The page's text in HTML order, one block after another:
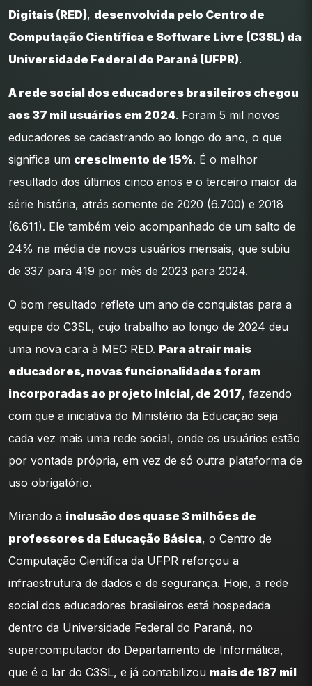
Digitais (RED), desenvolvida pelo Centro de
Computação Científica e Software Livre (C3SL) da
Universidade Federal do Paraná (UFPR).
A rede social dos educadores brasileiros chegou
aos 37 mil usuários em 2024. Foram 5 mil novos
educadores se cadastrando ao longo do ano, o que
significa um crescimento de 15%. É o melhor
resultado dos últimos cinco anos e o terceiro maior da
série história, atrás somente de 2020 (6.700) e 2018
(6.611). Ele também veio acompanhado de um salto de
24% na média de novos usuários mensais, que subiu
de 337 para 419 por mês de 2023 para 2024.
O bom resultado reflete um ano de conquistas para a
equipe do C3SL, cujo trabalho ao longo de 2024 deu
uma nova cara à MEC RED. Para atrair mais
educadores, novas funcionalidades foram
incorporadas ao projeto inicial, de 2017, fazendo
com que a iniciativa do Ministério da Educação seja
cada vez mais uma rede social, onde os usuários estão
por vontade própria, em vez de só outra plataforma de
uso obrigatório.
Mirando a inclusão dos quase 3 milhões de
professores da Educação Básica, o Centro de
Computação Científica da UFPR reforçou a
infraestrutura de dados e de segurança. Hoje, a rede
social dos educadores brasileiros está hospedada
dentro da Universidade Federal do Paraná, no
supercomputador do Departamento de Informática,
que é o lar do C3SL, e já contabilizou mais de 187 mil